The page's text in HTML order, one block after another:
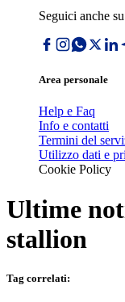
Seguici anche su
Area personale
Help e Faq
Info e contatti
Termini del
Utilizzo dati e
Cookie Policy
Ultime
stallion
Tag correlati: